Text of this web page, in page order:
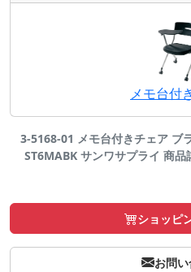
メモ台付
3-5168-01 メモ台付きチェア ブ
ST6MABK サンワサプライ 商
ショッピ
お問